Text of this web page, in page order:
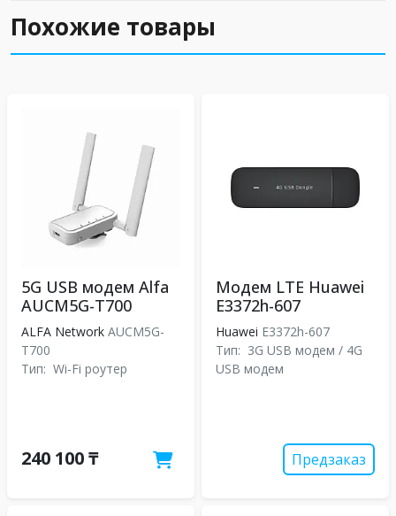
Похожие товары
5G USB модем Alfa
AUCM5G-T700
ALFA Network AUCM5G-
T700
Тип: Wi-Fi роутер
240 100 ₸
Модем LTE Huawei
E3372h-607
Huawei E3372h-607
Тип: 3G USB модем / 4G
USB модем
Предзаказ